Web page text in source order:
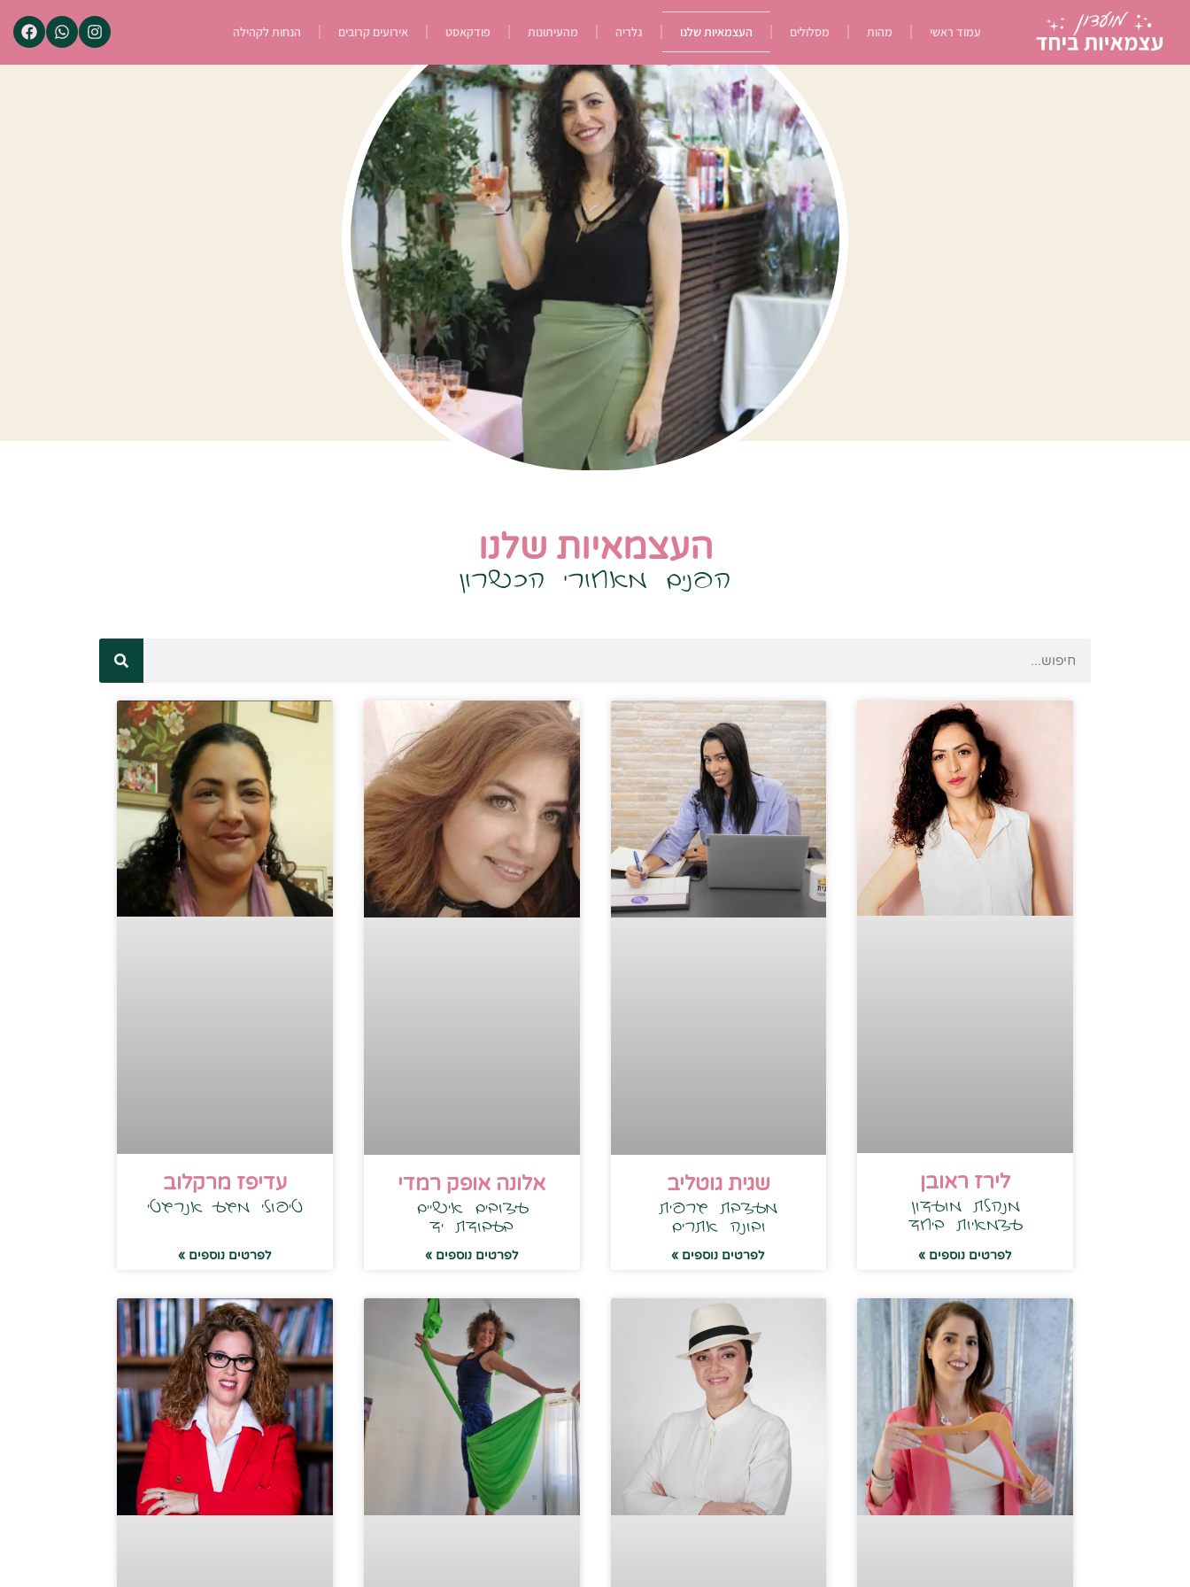
עמוד ראשי מהות מסלולים העצמאיות שלנו גלריה מהעיתונות פודקאסט אירועים קרובים הנחות לקהילה
העצמאיות שלנו
הפנים מאחורי הכשרון
לירז ראובן
מנהלת מועדון
עצמאיות ביחד
לפרטים נוספים »
שגית גוטליב
מעצבת גרפית
ובונה אתרים
לפרטים נוספים »
אלונה אופק רמדי
עיצובים אישיים
בעבודת יד
לפרטים נוספים »
עדיפז מרקלוב
טיפולי מגע אנרגטי
לפרטים נוספים »